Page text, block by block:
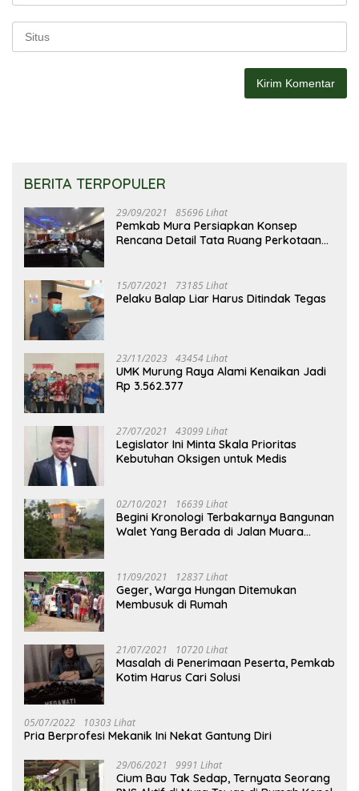
BERITA TERPOPULER
29/09/2021 85696 Lihat
Pemkab Mura Persiapkan Konsep
Rencana Detail Tata Ruang Perkotaan
15/07/2021 73185 Lihat
Pelaku Balap Liar Harus Ditindak Tegas
23/11/2023 43454 Lihat
UMK Murung Raya Alami Kenaikan Jadi
Rp 3.562.377
27/07/2021 43099 Lihat
Legislator Ini Minta Skala Prioritas
Kebutuhan Oksigen untuk Medis
02/10/2021 16639 Lihat
Begini Kronologi Terbakarnya Bangunan
Walet Yang Berada di Jalan Muara
11/09/2021 12837 Lihat
Geger, Warga Hungan Ditemukan
Membusuk di Rumah
21/07/2021 10720 Lihat
Masalah di Penerimaan Peserta, Pemkab
Kotim Harus Cari Solusi
05/07/2022 10303 Lihat
Pria Berprofesi Mekanik Ini Nekat Gantung Diri
29/06/2021 9991 Lihat
Cium Bau Tak Sedap, Ternyata Seorang